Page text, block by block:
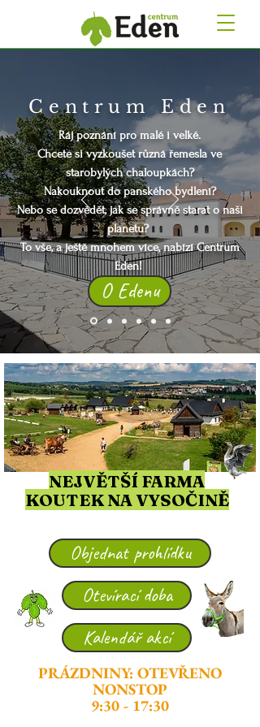
Centrum Eden
Ráj poznání pro malé i velké.
Chcete si vyzkoušet různá řemesla ve
starobylých chaloupkách?
Nakouknout do panského bydlení?
Nebo se dozvědět, jak se správně starat o naši
planetu?
To vše, a ještě mnohem více, nabízí Centrum
Eden!
O Edenu
NEJVĚTŠÍ FARMA
KOUTEK NA VYSOČINĚ
Objednat prohlídku
Otevírací doba
Kalendář akcí
PRÁZDNINY: OTEVŘENO
NONSTOP
9:30 - 17:30